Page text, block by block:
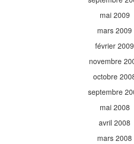
mai 2009
mars 2009
février 2009
novembre
octobre
septembre
mai 2008
avril 2008
mars 2008